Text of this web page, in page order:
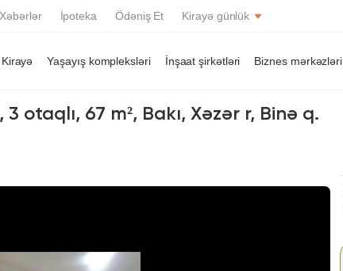
Xəbərlər İpoteka Ödəniş Et Kirayə günlük
tikili
Kirayə
Köhnə tikili
Yaşayış kompleksləri İnşaat şirkətləri Biznes mərkəzləri
otaqlı, 67 m², Bakı, Xəzər r, Binə q.